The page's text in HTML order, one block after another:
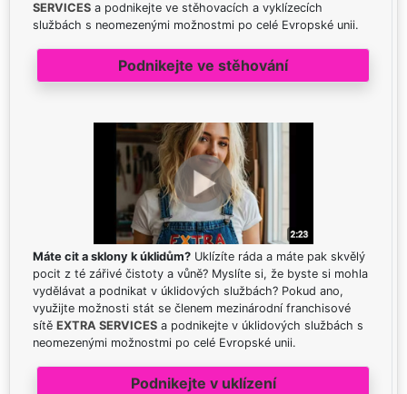
SERVICES a podnikejte ve stěhovacích a vyklízecích
službách s neomezenými možnostmi po celé Evropské unii.
Podnikejte ve stěhování
Máte cit a sklony k úklidům? Uklízíte ráda a máte pak skvělý
pocit z té zářivé čistoty a vůně? Myslíte si, že byste si mohla
vydělávat a podnikat v úklidových službách? Pokud ano,
využijte možnosti stát se členem mezinárodní franchisové
sítě EXTRA SERVICES a podnikejte v úklidových službách s
neomezenými možnostmi po celé Evropské unii.
Podnikejte v uklízení